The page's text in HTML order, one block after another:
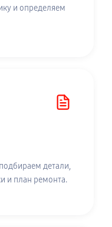
и определяем
детали,
и план ремонта.